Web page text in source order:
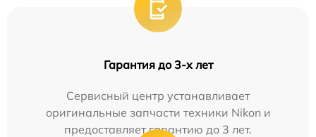
Гарантия до 3-х лет
Сервисный центр устанавливает
оригинальные запчасти техники Nikon и
предоставляет гарантию до 3 лет.